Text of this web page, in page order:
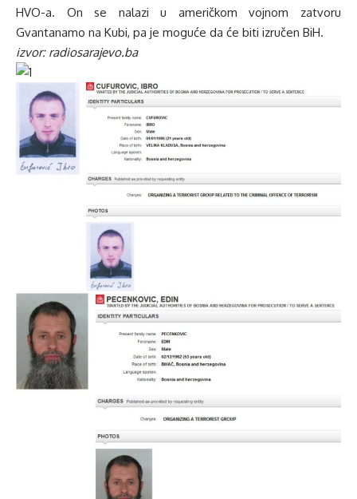
HVO-a. On se nalazi u američkom vojnom zatvoru
Gvantanamo na Kubi, pa je moguće da će biti izručen BiH.
izvor: radiosarajevo.ba